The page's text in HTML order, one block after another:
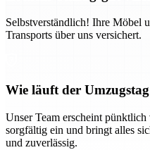
Selbstverständlich! Ihre Möbel
Transports über uns versichert.
Wie läuft der
Unser Team erscheint
sorgfältig ein und bringt alles
und zuverlässig.